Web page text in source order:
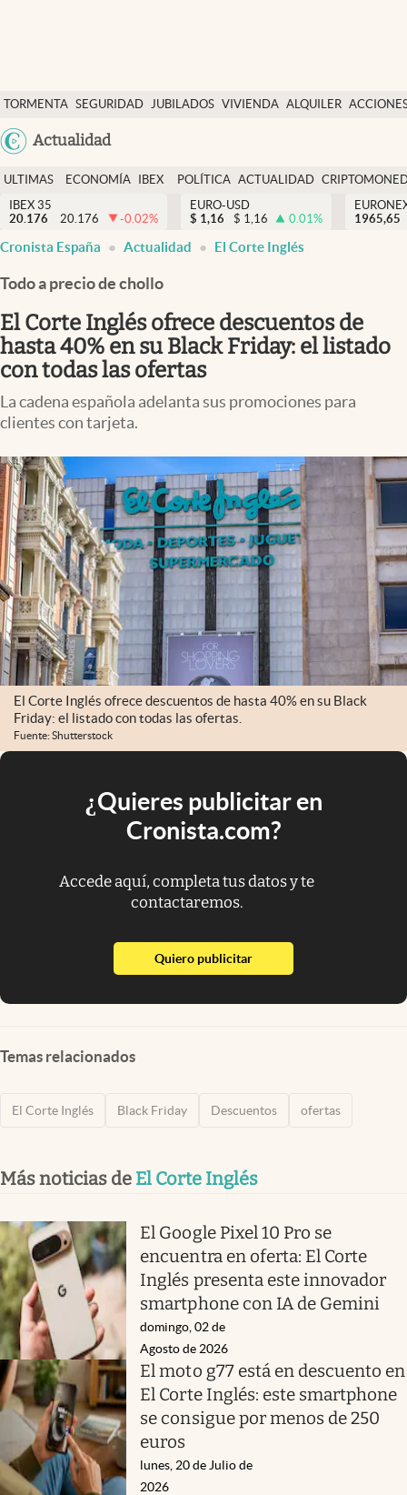
TORMENTA SEGURIDAD JUBILADOS VIVIENDA ALQUILER
USA
Actualidad
Economía y finanzas
Política
Actualidad
Criptomonedas
España
ULTIMAS
NOTICIAS
ECONOMÍA
FINANZAS
IBEX
EURO
POLÍTICA ACTUALIDAD
IBEX 35
20.176
20.176 -0.02%
EURO-USD
$ 1,16 $ 1,16 0.01%
1965,65
Cronista España Actualidad El Corte Inglés
Todo a precio de chollo
El Corte Inglés ofrece descuentos de
hasta 40% en su Black Friday: el listado
con todas las ofertas
La cadena española adelanta sus promociones para
clientes con tarjeta.
El Corte Inglés ofrece descuentos de hasta 40% en su Black
Friday: el listado con todas las ofertas.
Fuente: Shutterstock
¿Quieres publicitar en
Cronista.com?
Accede aquí, completa tus datos y te
contactaremos.
Quiero publicitarabre en nueva pestaña
Temas relacionados
El Corte Inglés Black Friday Descuentos ofertas
Más noticias de El Corte Inglés
El Google Pixel 10 Pro se
encuentra en oferta: El Corte
Inglés presenta este innovador
smartphone con IA de Gemini
domingo, 02 de
Agosto de 2026
El moto g77 está en descuento en
El Corte Inglés: este smartphone
se consigue por menos de 250
euros
lunes, 20 de Julio de
2026